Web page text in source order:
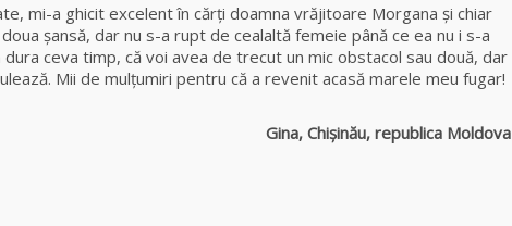
Clarvăzătoarea
Elena Natașa
mi-a ghicit excelent în cărţi doamna vrăjitoare Morgana și chiar
șansă, dar nu s-a rupt de cealaltă femeie până ce ea nu i s-a
ceva timp, că voi avea de trecut un mic obstacol sau două, dar
Mii de mulţumiri pentru că a revenit acasă marele meu fugar!
Chișinău, republica Moldova